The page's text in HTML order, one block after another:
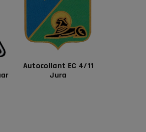
Autocollant EC 4/11
Jura